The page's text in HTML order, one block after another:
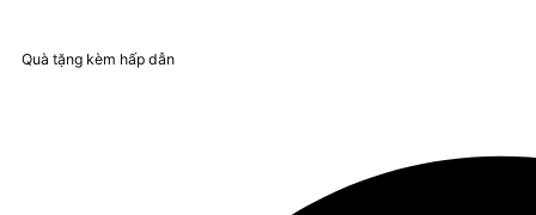
Quà tặng kèm hấp dẫn